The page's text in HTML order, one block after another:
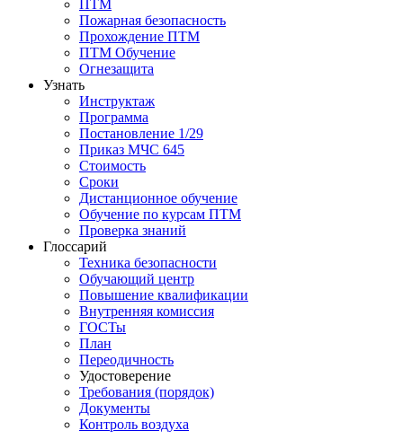
ПТМ
Пожарная безопасность
Прохождение ПТМ
ПТМ Обучение
Огнезащита
Узнать
Инструктаж
Программа
Постановление 1/29
Приказ МЧС 645
Стоимость
Сроки
Дистанционное обучение
Обучение по курсам ПТМ
Проверка знаний
Глоссарий
Техника безопасности
Обучающий центр
Повышение квалификации
Внутренняя комиссия
ГОСТы
План
Переодичность
Удостоверение
Требования (порядок)
Документы
Контроль воздуха